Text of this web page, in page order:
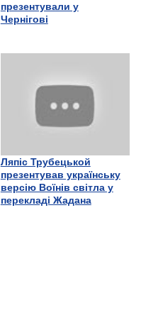
презентували у
Чернігові
Ляпіс Трубецькой
презентував українську
версію Воїнів світла у
перекладі Жадана